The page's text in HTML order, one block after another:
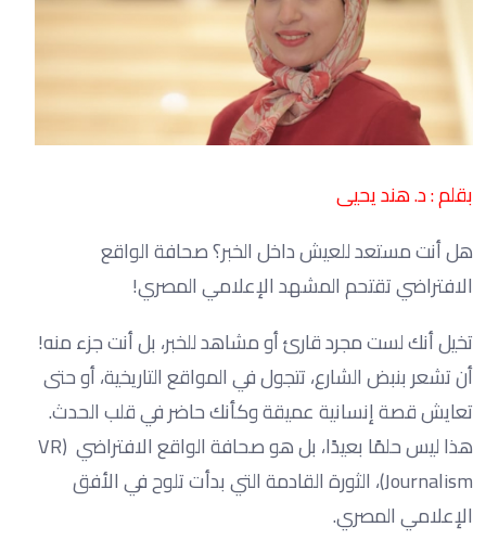
بقلم : د. هند يحيى
هل أنت مستعد للعيش داخل الخبر؟ صحافة الواقع
الافتراضي تقتحم المشهد الإعلامي المصري!
تخيل أنك لست مجرد قارئ أو مشاهد للخبر، بل أنت جزء منه!
أن تشعر بنبض الشارع، تتجول في المواقع التاريخية، أو حتى
تعايش قصة إنسانية عميقة وكأنك حاضر في قلب الحدث.
هذا ليس حلمًا بعيدًا، بل هو صحافة الواقع الافتراضي (VR
Journalism)، الثورة القادمة التي بدأت تلوح في الأفق
الإعلامي المصري.